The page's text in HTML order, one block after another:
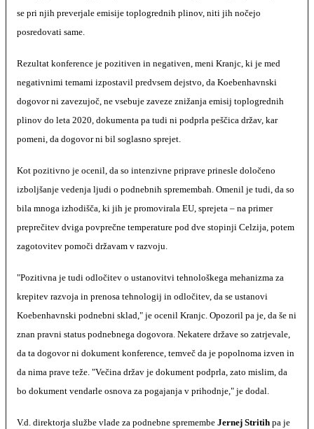
se pri njih preverjale emisije toplogrednih plinov, niti jih nočejo
posredovati same.
Rezultat konference je pozitiven in negativen, meni Kranjc, ki je med
negativnimi temami izpostavil predvsem dejstvo, da Koebenhavnski
dogovor ni zavezujoč, ne vsebuje zaveze znižanja emisij toplogrednih
plinov do leta 2020, dokumenta pa tudi ni podprla peščica držav, kar
pomeni, da dogovor ni bil soglasno sprejet.
Kot pozitivno je ocenil, da so intenzivne priprave prinesle določeno
izboljšanje vedenja ljudi o podnebnih spremembah. Omenil je tudi, da so
bila mnoga izhodišča, ki jih je promovirala EU, sprejeta – na primer
preprečitev dviga povprečne temperature pod dve stopinji Celzija, potem
zagotovitev pomoči državam v razvoju.
"Pozitivna je tudi odločitev o ustanovitvi tehnološkega mehanizma za
krepitev razvoja in prenosa tehnologij in odločitev, da se ustanovi
Koebenhavnski podnebni sklad," je ocenil Kranjc. Opozoril pa je, da še ni
znan pravni status podnebnega dogovora. Nekatere države so zatrjevale,
da ta dogovor ni dokument konference, temveč da je popolnoma izven in
da nima prave teže. "Večina držav je dokument podprla, zato mislim, da
bo dokument vendarle osnova za pogajanja v prihodnje," je dodal.
V.d. direktorja službe vlade za podnebne spremembe Jernej Stritih pa je